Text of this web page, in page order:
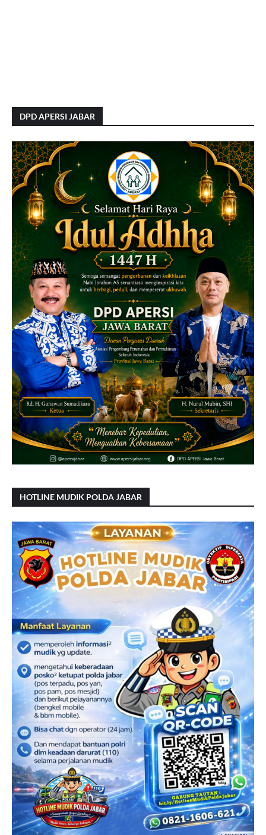
DPD APERSI JABAR
HOTLINE MUDIK POLDA JABAR